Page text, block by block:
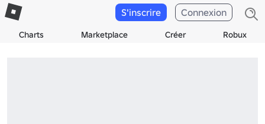
Charts Marketplace Créer Robux
S'inscrire Connexion